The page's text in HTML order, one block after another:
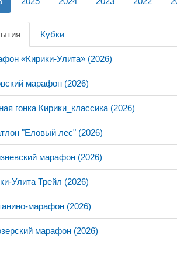
Кубки
«Кирики-Улита» (2026)
марафон (2026)
гонка Кирики_классика (2026)
"Еловый лес" (2026)
марафон (2026)
Улита Трейл (2026)
марафон (2026)
марафон (2026)